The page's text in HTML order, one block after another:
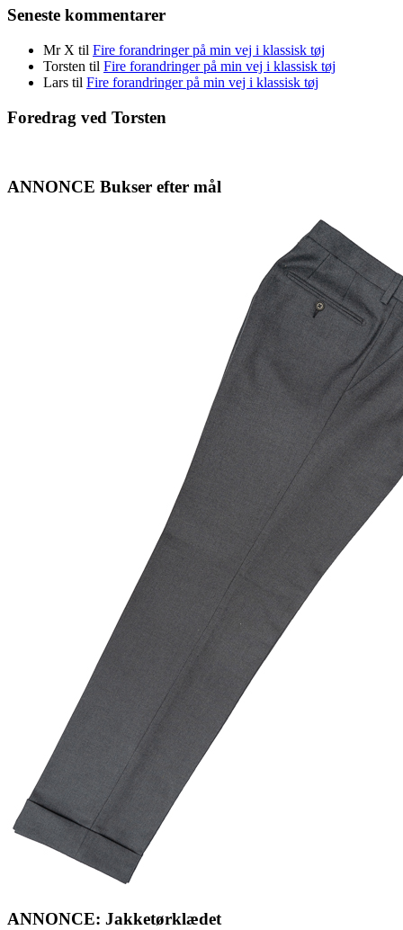
Seneste kommentarer
Mr X til Fire forandringer på min vej i klassisk tøj
Torsten til Fire forandringer på min vej i klassisk tøj
Lars til Fire forandringer på min vej i klassisk tøj
Foredrag ved Torsten
ANNONCE Bukser efter mål
ANNONCE: Jakketørklædet